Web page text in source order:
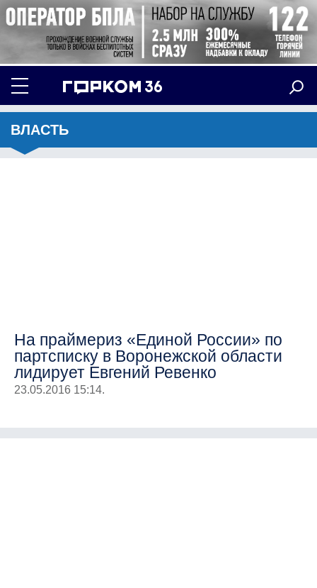
ВЛАСТЬ
На праймериз «Единой России» по
партсписку в Воронежской области
лидирует Евгений Ревенко
23.05.2016 15:14.